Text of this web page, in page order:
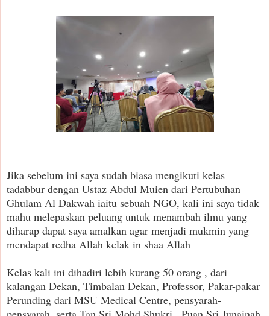
Jika sebelum ini saya sudah biasa mengikuti kelas
tadabbur dengan Ustaz Abdul Muien dari Pertubuhan
Ghulam Al Dakwah iaitu sebuah NGO, kali ini saya tidak
mahu melepaskan peluang untuk menambah ilmu yang
diharap dapat saya amalkan agar menjadi mukmin yang
mendapat redha Allah kelak in shaa Allah
Kelas kali ini dihadiri lebih kurang 50 orang , dari
kalangan Dekan, Timbalan Dekan, Professor, Pakar-pakar
Perunding dari MSU Medical Centre, pensyarah-